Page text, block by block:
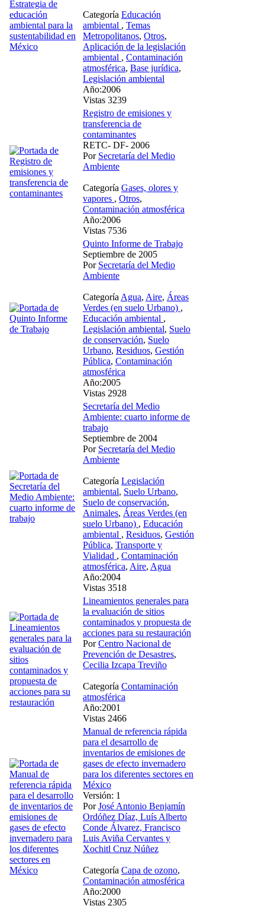
Categoría Educación
ambiental , Temas
Metropolitanos, Otros,
Aplicación de la legislación
ambiental , Contaminación
atmosférica, Base jurídica,
Legislación ambiental
Año:2006
Vistas 3239
Registro de emisiones y
transferencia de
contaminantes
RETC- DF- 2006
Por Secretaría del Medio
Ambiente
Categoría Gases, olores y
vapores , Otros,
Contaminación atmosférica
Año:2006
Vistas 7536
Quinto Informe de Trabajo
Septiembre de 2005
Por Secretaría del Medio
Ambiente
Categoría Agua, Aire, Áreas
Verdes (en suelo Urbano) ,
Educación ambiental ,
Legislación ambiental, Suelo
de conservación, Suelo
Urbano, Residuos, Gestión
Pública, Contaminación
atmosférica
Año:2005
Vistas 2928
Secretaría del Medio
Ambiente: cuarto informe de
trabajo
Septiembre de 2004
Por Secretaría del Medio
Ambiente
Categoría Legislación
ambiental, Suelo Urbano,
Suelo de conservación,
Animales, Áreas Verdes (en
suelo Urbano) , Educación
ambiental , Residuos, Gestión
Pública, Transporte y
Vialidad , Contaminación
atmosférica, Aire, Agua
Año:2004
Vistas 3518
Lineamientos generales para
la evaluación de sitios
contaminados y propuesta de
acciones para su restauración
PorCentro Nacional de
Prevención de Desastres,
Cecilia Izcapa Treviño
Categoría Contaminación
atmosférica
Año:2001
Vistas 2466
Manual de referencia rápida
para el desarrollo de
inventarios de emisiones de
gases de efecto invernadero
para los diferentes sectores en
México
Versión: 1
PorJosé Antonio Benjamín
Ordóñez Díaz, Luís Alberto
Conde Álvarez, Francisco
Luis Aviña Cervantes y
Xochitl Cruz Núñez
Categoría Capa de ozono,
Contaminación atmosférica
Año:2000
Vistas 2305